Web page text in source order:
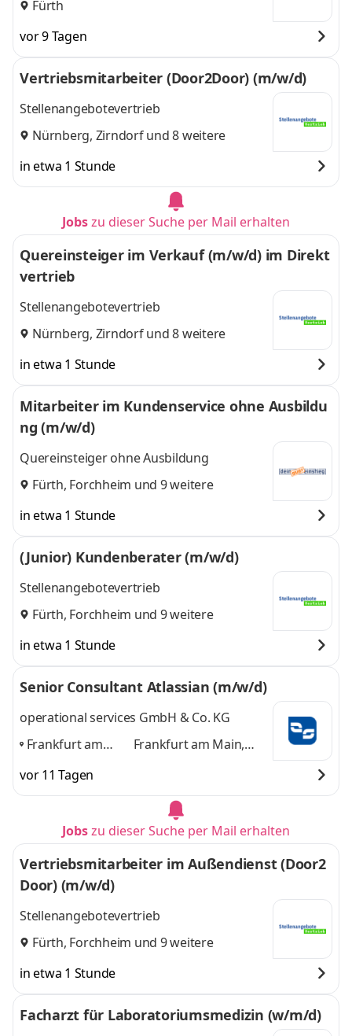
Fürth
vor 9 Tagen
Vertriebsmitarbeiter (Door2Door) (m/w/d)
Stellenangebotevertrieb
Nürnberg, Zirndorfund 8 weitere
in etwa 1 Stunde
Jobszu dieser Suche per Mail erhalten
Quereinsteiger im Verkauf (m/w/d) im Direkt
vertrieb
Stellenangebotevertrieb
Nürnberg, Zirndorfund 8 weitere
in etwa 1 Stunde
Mitarbeiter im Kundenservice ohne Ausbildu
ng (m/w/d)
Quereinsteiger ohne Ausbildung
Fürth, Forchheim und 9 weitere
in etwa 1 Stunde
(Junior) Kundenberater (m/w/d)
Stellenangebotevertrieb
Fürth, Forchheim und 9 weitere
in etwa 1 Stunde
Senior Consultant Atlassian (m/w/d)
operational services GmbH & Co. KG
Frankfurt am
München,
Nürnberg,
Frankfurt am Main,
weitere
vor 11 Tagen
Jobszu dieser Suche per Mail erhalten
Vertriebsmitarbeiter im Außendienst (Door2
Door) (m/w/d)
Stellenangebotevertrieb
Fürth, Forchheim und 9 weitere
in etwa 1 Stunde
Facharzt für Laboratoriumsmedizin (w/m/d)